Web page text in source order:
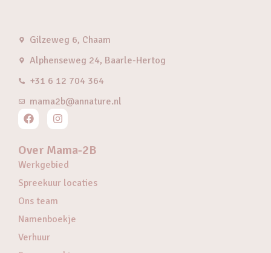
Gilzeweg 6, Chaam
Alphenseweg 24, Baarle-Hertog
+31 6 12 704 364
mama2b@annature.nl
Over Mama-2B
Werkgebied
Spreekuur locaties
Ons team
Namenboekje
Verhuur